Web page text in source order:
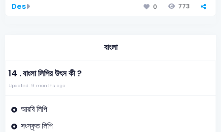
Des 0 773
বাংলা
14 .বাংলা লিপির উৎস কী ?
Updated: 9 months ago
আরবি লিপি
সংস্কৃত লিপি